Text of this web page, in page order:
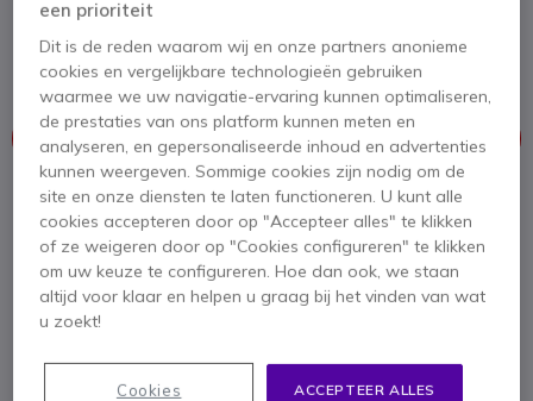
Analoog telefoonsysteem met 2 lijnen en 7
4.5 van 12 Reviews
Dit product wordt niet meer geproduceerd.
Om u van dienst te zijn bieden wij vergelijkbare producten aan
Bekijk alternatieven
een prioriteit
Dit is de reden waarom wij en onze partners anonieme
cookies en vergelijkbare technologieën gebruiken
waarmee we uw navigatie-ervaring kunnen optimaliseren,
de prestaties van ons platform kunnen meten en
analyseren, en gepersonaliseerde inhoud en advertenties
kunnen weergeven. Sommige cookies zijn nodig om de
site en onze diensten te laten functioneren. U kunt alle
cookies accepteren door op "Accepteer alles" te klikken
of ze weigeren door op "Cookies configureren" te klikken
om uw keuze te configureren. Hoe dan ook, we staan
altijd voor klaar en helpen u graag bij het vinden van wat
u zoekt!
ACCEPTEER ALLES
Cookies